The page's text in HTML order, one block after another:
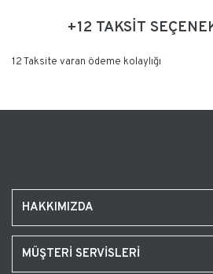
+12 TAKSİT
12 Taksite varan ödeme kolaylığı
HAKKIMIZDA
MÜŞTERİ SERVİSLERİ